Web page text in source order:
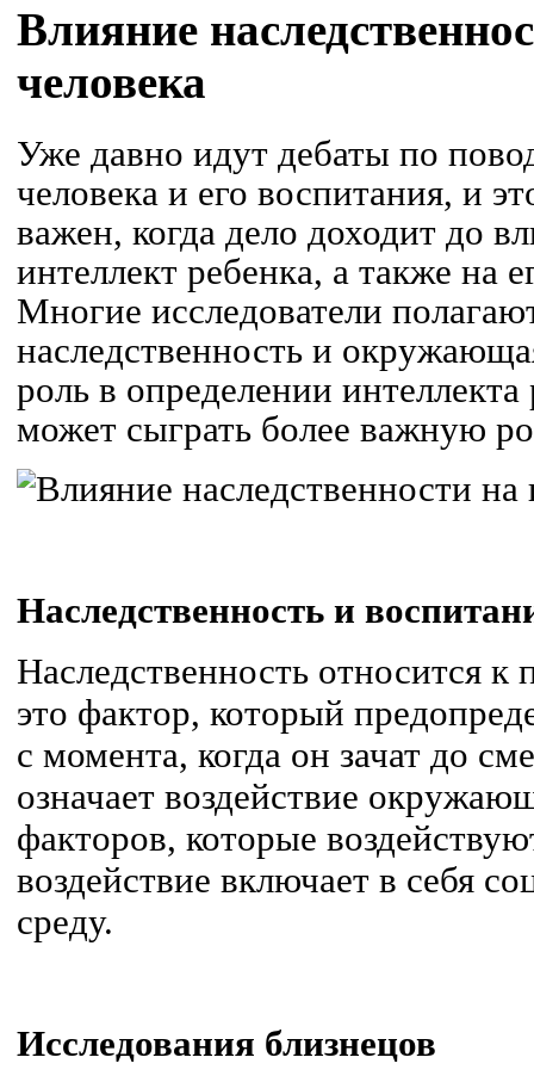
Влияние
человека
Уже давно идут дебаты по
человека и его воспитания, и
важен, когда дело доходит до
интеллект ребенка, а также на
Многие исследователи
наследственность и
роль в определении
может сыграть более важную
Наследственность и
Наследственность относится к
это фактор, который
с момента, когда он зачат до
означает воздействие
факторов, которые
воздействие включает в себя
среду.
Исследования близнецов